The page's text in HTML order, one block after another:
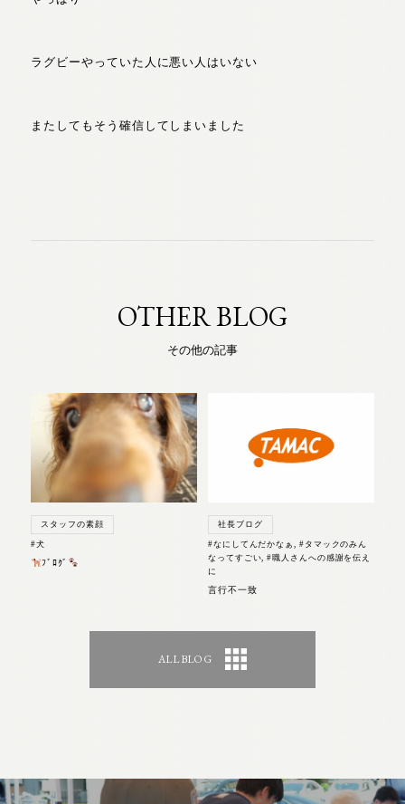
ラグビーやっていた人に悪い人はいない
またしてもそう確信してしまいました
OTHER BLOG
その他の記事
スタッフの素顔
#犬
ﾌﾞﾛｸﾞ
社長ブログ
#なにしてんだかなぁ, #タマックのみん
なってすごい,#職人さんへの感謝を伝え
に
言行不一致
ALL BLOG